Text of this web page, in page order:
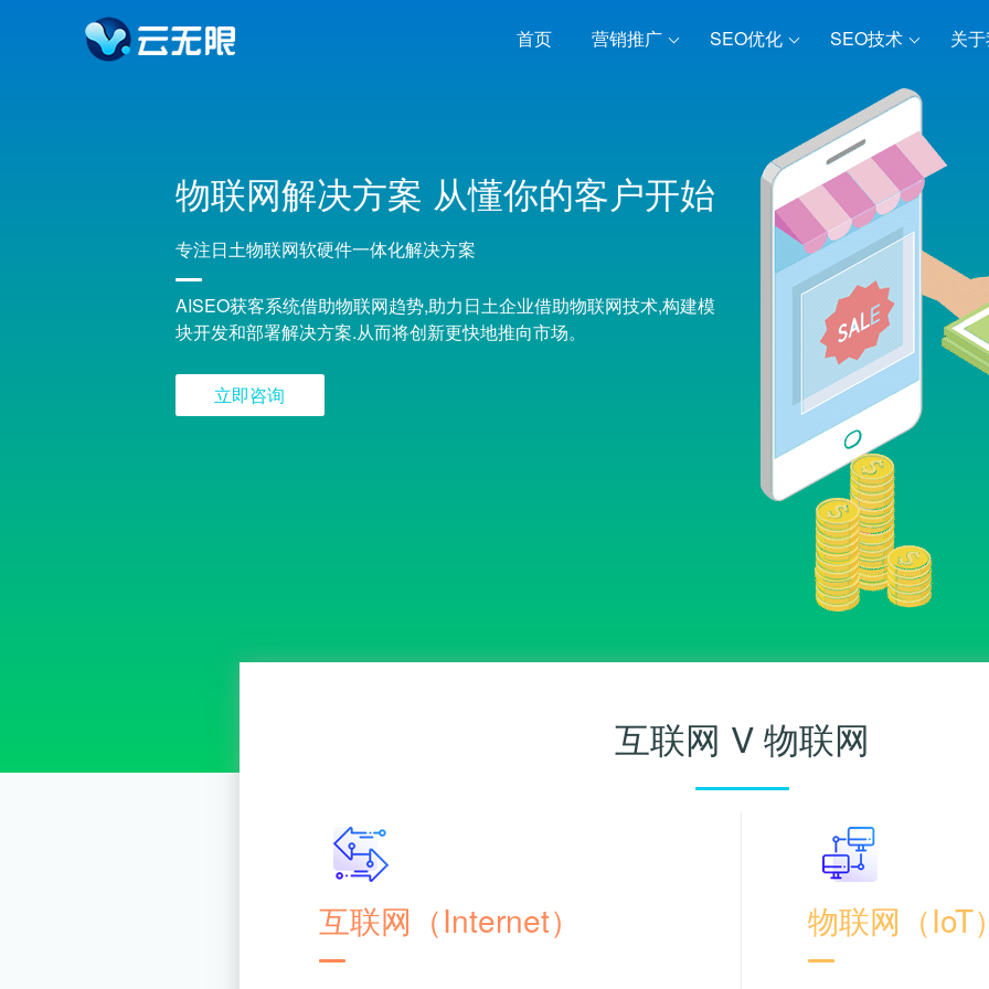
首页 营销推广 SEO优化 SEO技术 关
物联网解决方案 从懂你的客户开始
专注日土物联网软硬件一体化解决方案
AISEO获客系统借助物联网趋势,助力日土企业借助物联网技术,构建模
块开发和部署解决方案.从而将创新更快地推向市场。
立即咨询
互联网 V 物联网
互联网（Internet） 物联网（IoT